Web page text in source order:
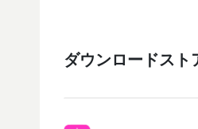
ダウンロードスト